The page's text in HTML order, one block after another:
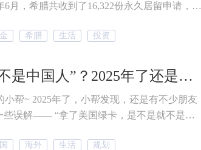
6月，希腊共收到了16,322份永久居留申请，稳
申请人之外，来自英国的申请数量达到680
少人挤破脑袋都想去，而如今，他们居然加速
么回事？小小地中海国家到底有什么吸引力，
希腊 生活 投资
“拿了绿卡就不是中国人”？2025年了还是有很多人把这些混为一谈！
还是有不少朋友
绿卡，是不是就不是中
海外 生活 规划